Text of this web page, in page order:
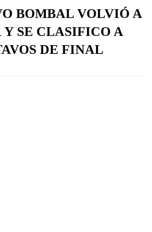
BOMBAL VOLVIÓ A
Y SE CLASIFICO A
DE FINAL